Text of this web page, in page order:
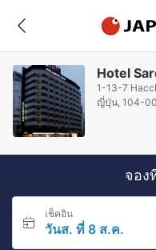
Hotel
1-13-7
ญี่ปุ่น, 104-
จอง
เช็คอิน
วันส. ที่ 8 ส.ค.